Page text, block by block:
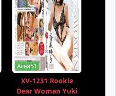
Area51
XV-1231 Rookie
Dear Woman Yuki